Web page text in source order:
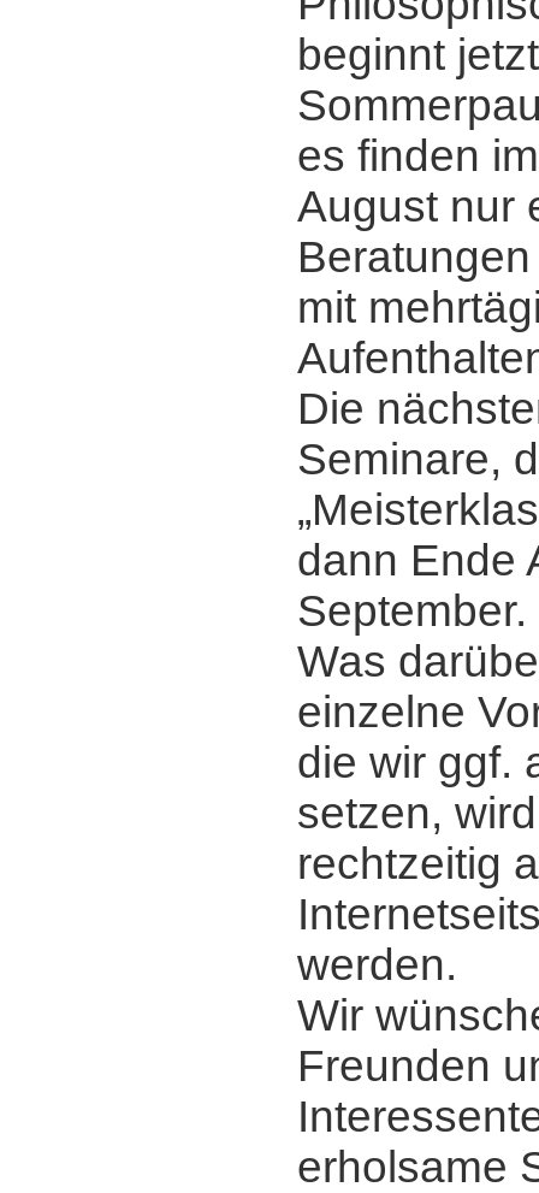
beginnt
es finden
August nur
mit
Die
Seminare,
dann Ende
September.
Was
einzelne
die wir ggf.
setzen,
rechtzeitig
werden.
Wir
Freunden
erholsame